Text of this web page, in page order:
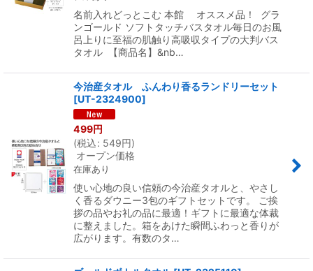
名前入れどっとこむ 本館 オススメ品！ グラ
ンゴールド ソフトタッチバスタオル毎日のお風
呂上りに至福の肌触り高吸収タイプの大判バス
タオル 【商品名】&nb…
今治産タオル ふんわり香るランドリーセット
[UT-2324900]
499円
(税込: 549円)
オープン価格
在庫あり
使い心地の良い信頼の今治産タオルと、やさし
く香るダウニー3包のギフトセットです。 ご挨
拶の品やお礼の品に最適！ギフトに最適な体裁
に整えました。箱をあけた瞬間ふわっと香りが
広がります。有数のタ…